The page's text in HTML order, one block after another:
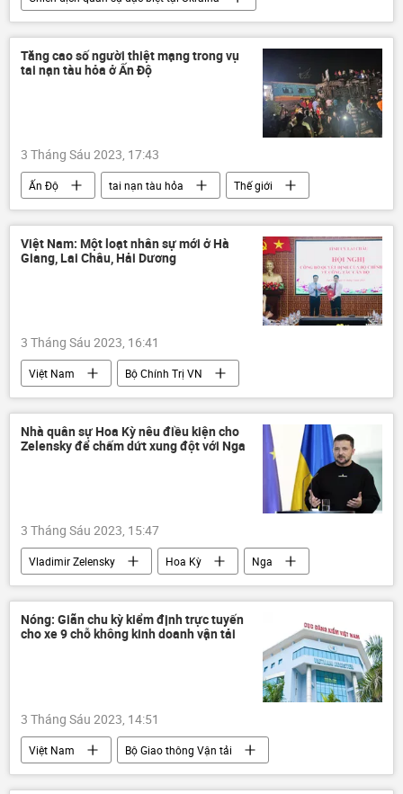
Ukraina
Cuộc khủng hoảng ở Ukraina
Nga
xung đột quân sự
Bộ Quốc phòng Nga
Tăng cao số người thiệt mạng trong vụ
tai nạn tàu hỏa ở Ấn Độ
3 Tháng Sáu 2023, 17:43
Ấn Độ tai nạn tàu hỏa
Thế giới
Thời sự
Việt Nam: Một loạt nhân sự mới ở Hà
Giang, Lai Châu, Hải Dương
3 Tháng Sáu 2023, 16:41
Việt Nam
Bộ Chính Trị VN
Chính trị
cán bộ
Nhà quân sự Hoa Kỳ nêu điều kiện cho
Zelensky để chấm dứt xung đột với Nga
3 Tháng Sáu 2023, 15:47
Vladimir Zelensky Hoa Kỳ
Nga
Ukraina
Cuộc khủng hoảng ở Ukraina
Chiến dịch quân sự đặc biệt tại Ukraina
phương Tây
Nóng: Giãn chu kỳ kiểm định trực tuyến
cho xe 9 chỗ không kinh doanh vận tải
3 Tháng Sáu 2023, 14:51
Việt Nam
Bộ Giao thông Vận tải
xe ô-tô